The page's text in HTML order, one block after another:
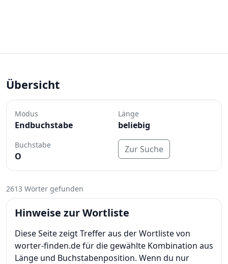
Übersicht
Modus
Endbuchstabe
Länge
beliebig
Buchstabe
O
Zur Suche
2613 Wörter gefunden
Hinweise zur Wortliste
Diese Seite zeigt Treffer aus der Wortliste von
worter-finden.de für die gewählte Kombination aus
Länge und Buchstabenposition. Wenn du nur